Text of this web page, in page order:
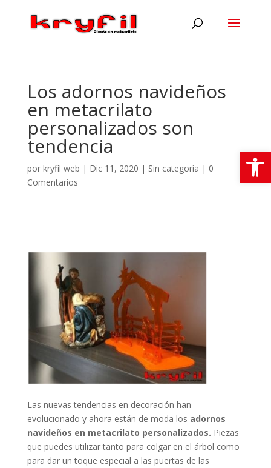
Los adornos navideños
en metacrilato
personalizados son
tendencia
por kryfil web | Dic 11, 2020 | Sin categoría | 0
Comentarios
Las nuevas tendencias en decoración han
evolucionado y ahora están de moda los adornos
navideños en metacrilato personalizados. Piezas
que puedes utilizar tanto para colgar en el árbol como
para dar un toque especial a las puertas de las